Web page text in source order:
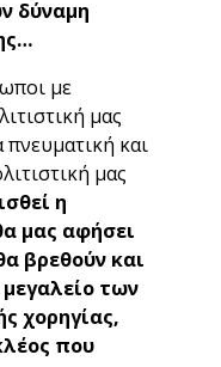
δύναμη
με
μας
και
μας
η
μας αφήσει
βρεθούν και
των
χορηγίας,
που